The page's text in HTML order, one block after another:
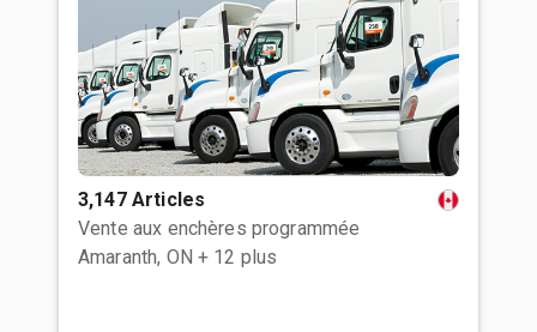
3,147 Articles
Vente aux enchères programmée
Amaranth, ON + 12 plus